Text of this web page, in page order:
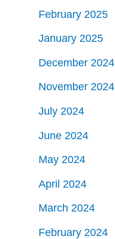
February 2025
January 2025
December 2024
November 2024
July 2024
June 2024
May 2024
April 2024
March 2024
February 2024